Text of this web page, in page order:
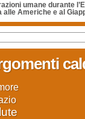
umane durante
alle Americhe e al